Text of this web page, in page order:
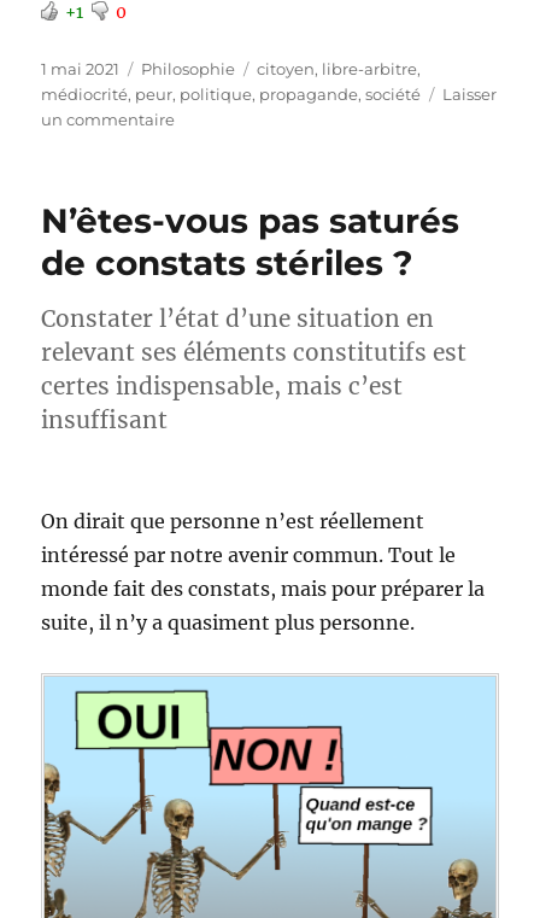
+1 0
Publié
le
1 mai 2021 Catégories
Philosophie Étiquettes
citoyen, libre-arbitre,
médiocrité, peur, politique, propagande,société
Laisser
un commentairesur
vous
peur
N’êtes-vous pas saturés
de constats stériles ?
Constater l’état d’une situation en
relevant ses éléments constitutifs est
certes indispensable, mais c’est
insuffisant
On dirait que personne n’est réellement
intéressé par notre avenir commun. Tout le
monde fait des constats, mais pour préparer la
suite, il n’y a quasiment plus personne.